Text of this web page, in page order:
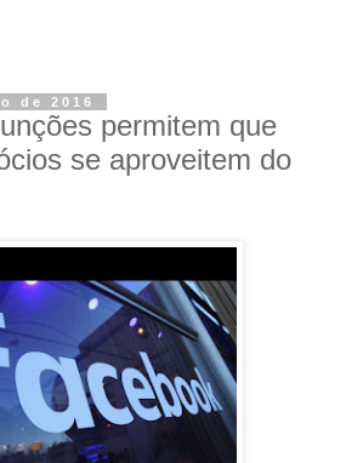
de 2016
permitem que
se aproveitem do